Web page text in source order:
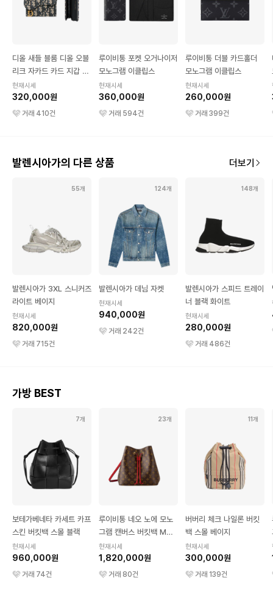
디올 새들 블룸 디올 오블
리크 자카드 카드 지갑 블
루
현재시세
320,000원
거래 410건
루이비통 포켓 오거나이저
모노그램 이클립스
현재시세
360,000원
거래 594건
루이비통 더블 카드홀더
모노그램 이클립스
현재시세
260,000원
거래 399건
발렌시아가의 다른 상품 더보기
55개
발렌시아가 3XL 스니커즈
라이트 베이지
현재시세
820,000원
거래 715건
124개
발렌시아가 데님 자켓
현재시세
940,000원
거래 242건
148개
발렌시아가 스피드 트레이
너 블랙 화이트
현재시세
280,000원
거래 486건
가방 BEST
7개
보테가베네타 카세트 카프
스킨 버킷백 스몰 블랙
현재시세
960,000원
거래 74건
23개
루이비통 네오 노에 모노
그램 캔버스 버킷백 MM
코클리코
현재시세
1,820,000원
거래 80건
11개
버버리 체크 나일론 버킷
백 스몰 베이지
현재시세
300,000원
거래 139건